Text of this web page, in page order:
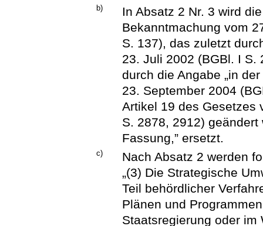
b)
In Absatz 2 Nr. 3 wird
Bekanntmachung vom
S. 137), das zuletzt
23. Juli 2002 (BGBl. I S.
durch die Angabe „in
23. September 2004
Artikel 19 des Gesetzes
S. 2878, 2912)
Fassung,” ersetzt.
c)
Nach Absatz 2 werden
„(3) Die Strategische
Teil behördlicher
Plänen und
Staatsregierung oder